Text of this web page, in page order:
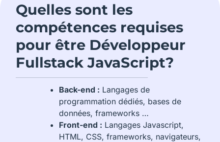
Quelles sont les
compétences requises
pour être Développeur
Fullstack JavaScript?
Back-end : Langages de
programmation dédiés, bases de
données, frameworks …
Front-end : Langages Javascript,
HTML, CSS, frameworks, navigateurs,